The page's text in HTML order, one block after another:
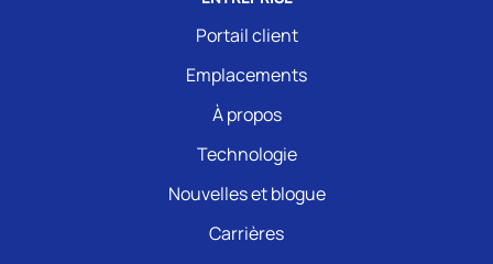
Portail client
Emplacements
À propos
Technologie
Nouvelles et blogue
Carrières